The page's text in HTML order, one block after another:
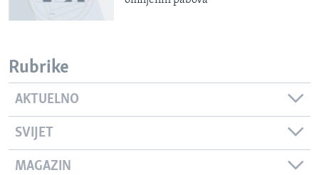
Rubrike
AKTUELNO
SVIJET
MAGAZIN